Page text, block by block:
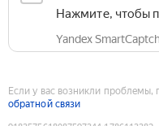
Нажмите, чтобы
Yandex
Если у вас возникли проблемы,
обратной связи